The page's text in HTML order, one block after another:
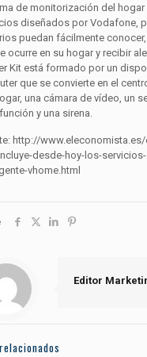
de monitorización del hogar
diseñados por Vodafone,
puedan fácilmente
ocurre en su hogar y recibir
Kit está formado por un
que se convierte en el
una cámara de vídeo, un
y una sirena.
http://
desde-hoy-los-
vhome.html
Editor